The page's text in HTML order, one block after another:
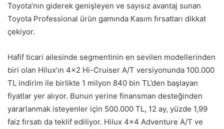
Toyota’nın giderek genişleyen ve sayısız avantaj sunan
Toyota Professional ürün gamında Kasım fırsatları dikkat
çekiyor.
Hafif ticari ailesinde segmentinin en sevilen modellerinden
biri olan Hilux’ın 4×2 Hi-Cruiser A/T versiyonunda 100.000
TL indirim ile birlikte 1 milyon 840 bin TL’den başlayan
fiyatlar yer alıyor. Bunun yerine finansman desteğinden
yararlanmak isteyenler için 500.000 TL, 12 ay, yüzde 1,99
faiz fırsatı da teklif ediliyor. Hilux 4×4 Adventure A/T ve